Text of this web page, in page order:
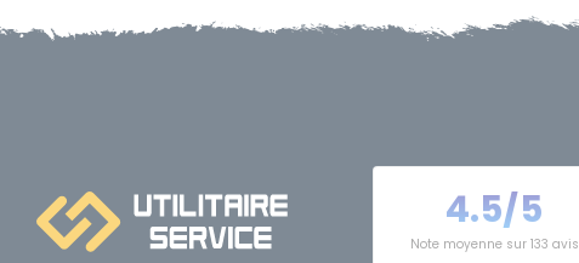
4.5/5
Note moyenne sur 133 avis